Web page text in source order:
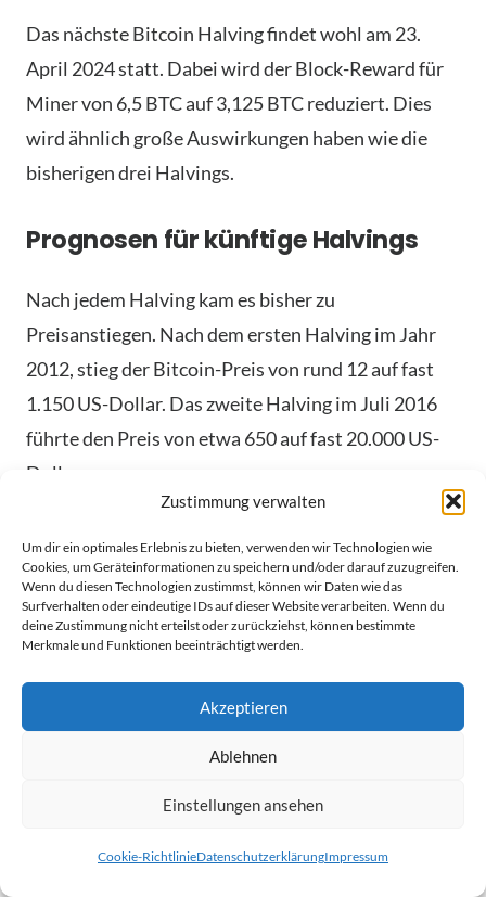
Zustimmung verwalten
Um dir ein optimales Erlebnis zu bieten, verwenden wir Technologien wie
Cookies, um Geräteinformationen zu speichern und/oder darauf zuzugreifen.
Wenn du diesen Technologien zustimmst, können wir Daten wie das
Surfverhalten oder eindeutige IDs auf dieser Website verarbeiten. Wenn du
deine Zustimmung nicht erteilst oder zurückziehst, können bestimmte
Merkmale und Funktionen beeinträchtigt werden.
Akzeptieren
Ablehnen
Einstellungen ansehen
Cookie-RichtlinieDatenschutzerklärungImpressum
Das nächste Bitcoin Halving findet wohl am 23.
April 2024 statt. Dabei wird der Block-Reward für
Miner von 6,5 BTC auf 3,125 BTC reduziert. Dies
wird ähnlich große Auswirkungen haben wie die
bisherigen drei Halvings.
Prognosen für künftige Halvings
Nach jedem Halving kam es bisher zu
Preisanstiegen. Nach dem ersten Halving im Jahr
2012, stieg der Bitcoin-Preis von rund 12 auf fast
1.150 US-Dollar. Das zweite Halving im Juli 2016
führte den Preis von etwa 650 auf fast 20.000 US-
Dollar.
fast das Siebenfache steigen. Viele Experten
erwarten ähnliche Effekte nach dem Halving 2024.
Langzeit-Strategien für Bitcoin
Langzeit-Strategien sind für Bitcoin-Anleger sehr
wichtig. Die Menge der Bitcoin-Einheiten ist auf